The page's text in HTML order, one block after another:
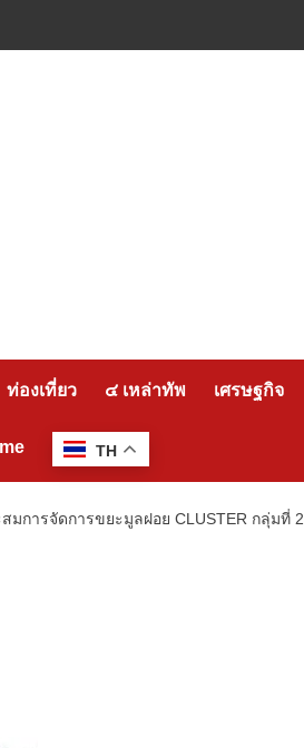
ท่องเที่ยว ๔ เหล่าทัพ เศรษฐกิจ
TH
การจัดการขยะมูลฝอย CLUSTER กลุ่มที่ 2